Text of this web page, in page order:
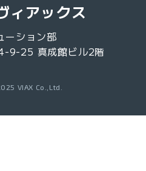
ィアックス
ーション部
9-25 真成館ビル2階
VIAX Co.,Ltd.